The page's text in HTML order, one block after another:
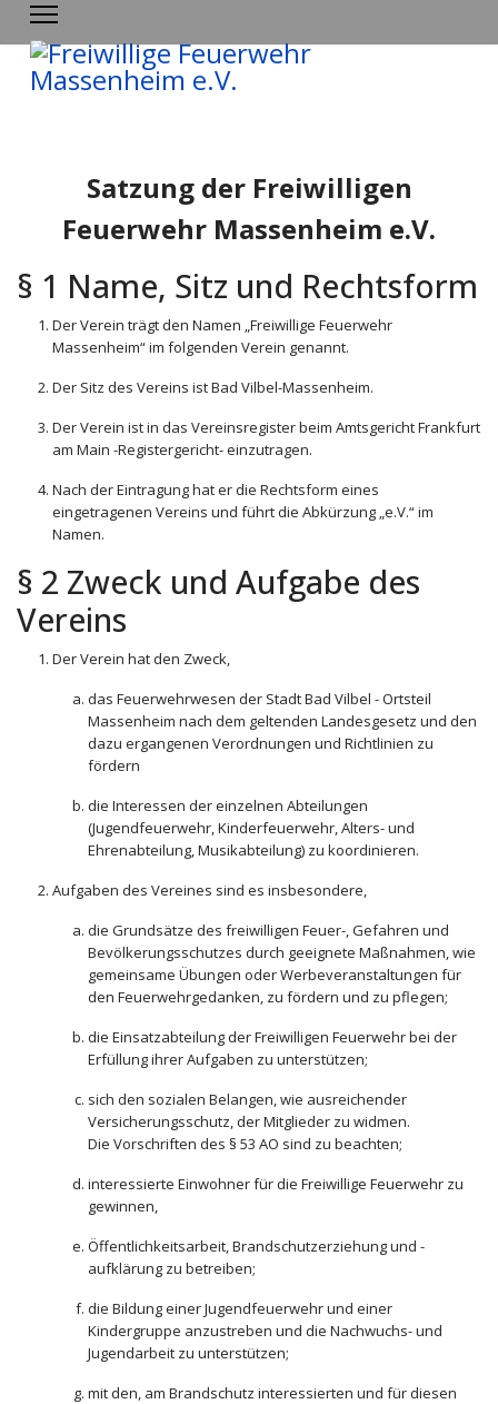
Satzung der Freiwilligen
Feuerwehr Massenheim e.V.
§ 1 Name, Sitz und Rechtsform
Der Verein trägt den Namen „Freiwillige Feuerwehr
Massenheim“ im folgenden Verein genannt.
Der Sitz des Vereins ist Bad Vilbel-Massenheim.
Der Verein ist in das Vereinsregister beim Amtsgericht Frankfurt
am Main -Registergericht- einzutragen.
Nach der Eintragung hat er die Rechtsform eines
eingetragenen Vereins und führt die Abkürzung „e.V.“ im
Namen.
§ 2 Zweck und Aufgabe des
Vereins
Der Verein hat den Zweck,
das Feuerwehrwesen der Stadt Bad Vilbel - Ortsteil
Massenheim nach dem geltenden Landesgesetz und den
dazu ergangenen Verordnungen und Richtlinien zu
fördern
die Interessen der einzelnen Abteilungen
(Jugendfeuerwehr, Kinderfeuerwehr, Alters- und
Ehrenabteilung, Musikabteilung) zu koordinieren.
Aufgaben des Vereines sind es insbesondere,
die Grundsätze des freiwilligen Feuer-, Gefahren und
Bevölkerungsschutzes durch geeignete Maßnahmen, wie
gemeinsame Übungen oder Werbeveranstaltungen für
den Feuerwehrgedanken, zu fördern und zu pflegen;
die Einsatzabteilung der Freiwilligen Feuerwehr bei der
Erfüllung ihrer Aufgaben zu unterstützen;
sich den sozialen Belangen, wie ausreichender
Versicherungsschutz, der Mitglieder zu widmen.
Die Vorschriften des § 53 AO sind zu beachten;
interessierte Einwohner für die Freiwillige Feuerwehr zu
gewinnen,
Öffentlichkeitsarbeit, Brandschutzerziehung und -
aufklärung zu betreiben;
die Bildung einer Jugendfeuerwehr und einer
Kindergruppe anzustreben und die Nachwuchs- und
Jugendarbeit zu unterstützen;
mit den, am Brandschutz interessierten und für diesen